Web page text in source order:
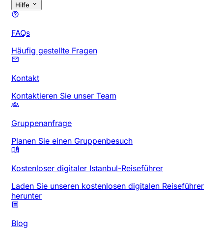
Hilfe
FAQs
Häufig gestellte Fragen
Kontakt
Kontaktieren Sie unser Team
Gruppenanfrage
Planen Sie einen Gruppenbesuch
Kostenloser digitaler Istanbul-Reiseführer
Laden Sie unseren kostenlosen digitalen Reiseführer
herunter
Blog